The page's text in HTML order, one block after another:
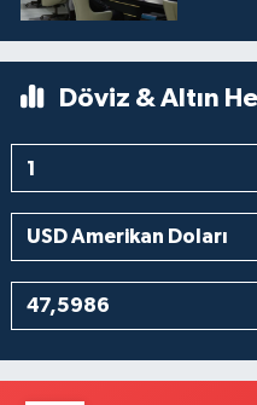
Döviz & Altın